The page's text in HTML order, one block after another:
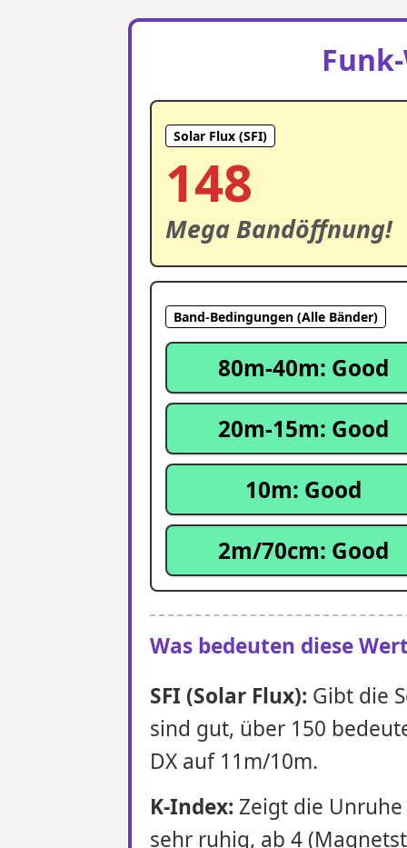
Solar Flux (SFI)
148
Mega Bandöffnung!
Band-Bedingungen (Alle Bänder)
80m-40m: Good
20m-15m: Good
10m: Good
2m/70cm: Good
Was bedeuten diese
SFI (Solar Flux): Gibt die
sind gut, über 150
DX auf 11m/10m.
K-Index: Zeigt die
sehr ruhig, ab 4